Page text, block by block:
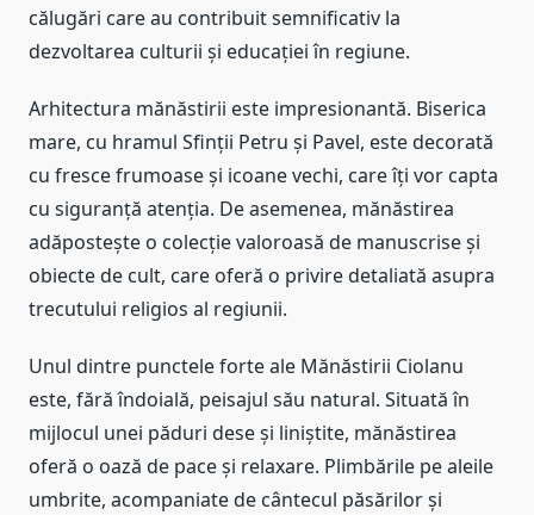
călugări care au contribuit semnificativ la
dezvoltarea culturii și educației în regiune.
Arhitectura mănăstirii este impresionantă. Biserica
mare, cu hramul Sfinții Petru și Pavel, este decorată
cu fresce frumoase și icoane vechi, care îți vor capta
cu siguranță atenția. De asemenea, mănăstirea
adăpostește o colecție valoroasă de manuscrise și
obiecte de cult, care oferă o privire detaliată asupra
trecutului religios al regiunii.
Unul dintre punctele forte ale Mănăstirii Ciolanu
este, fără îndoială, peisajul său natural. Situată în
mijlocul unei păduri dese și liniștite, mănăstirea
oferă o oază de pace și relaxare. Plimbările pe aleile
umbrite, acompaniate de cântecul păsărilor și